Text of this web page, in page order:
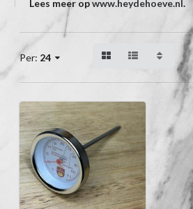
Lees meer opwww.heydehoeve.nl.
Per: 24